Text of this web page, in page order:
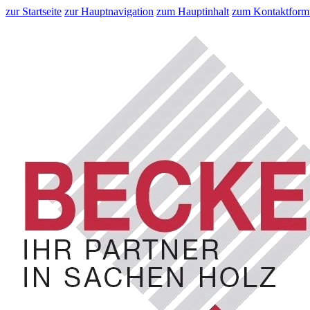
zur Startseite zur Hauptnavigation zum Hauptinhalt zum